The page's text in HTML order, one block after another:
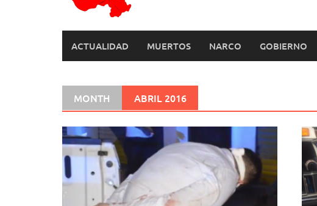
ACTUALIDAD MUERTOS NARCO GOBIERNO
MONTH ABRIL 2016